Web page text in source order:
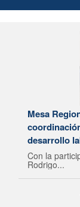
Mesa
desarrollo
Con la
Rodrigo...